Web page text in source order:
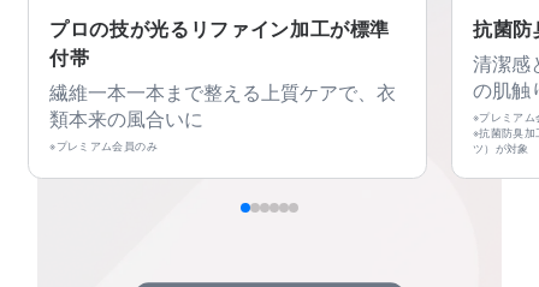
プロの技が光るリファイン加工が標準
付帯
繊維一本一本まで整える上質ケアで、衣
類本来の風合いに
※プレミアム会員のみ
抗菌防
清潔感
の肌触
※プレミアム
※抗菌防臭
ツ）が対象